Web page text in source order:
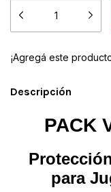
¡Agregá este
Descripción
PACK
para